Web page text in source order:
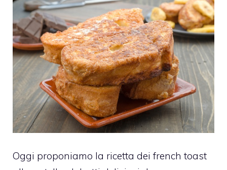
Oggi proponiamo la ricetta dei french toast